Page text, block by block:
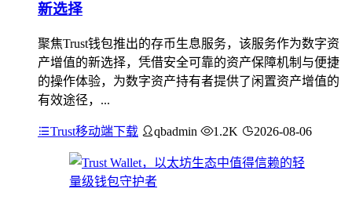
新选择
聚焦Trust钱包推出的存币生息服务，该服务作为数字资
产增值的新选择，凭借安全可靠的资产保障机制与便捷
的操作体验，为数字资产持有者提供了闲置资产增值的
有效途径，...
Trust移动端下载 qbadmin 1.2K 2026-08-06